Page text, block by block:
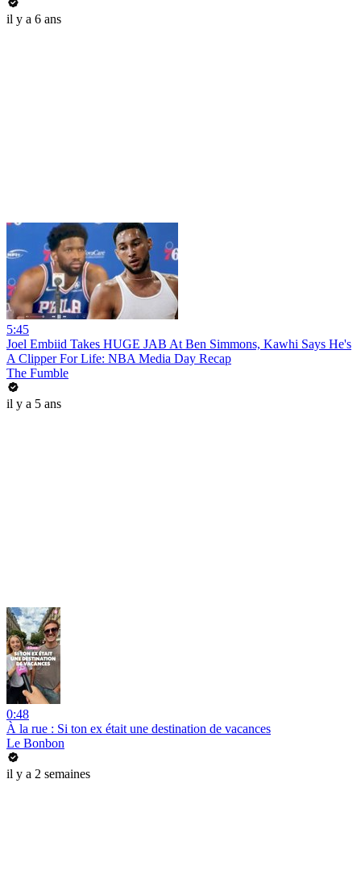
il y a 6 ans
5:45
Joel Embiid Takes HUGE JAB At Ben Simmons, Kawhi Says He's
A Clipper For Life: NBA Media Day Recap
The Fumble
il y a 5 ans
0:48
À la rue : Si ton ex était une destination de vacances
Le Bonbon
il y a 2 semaines